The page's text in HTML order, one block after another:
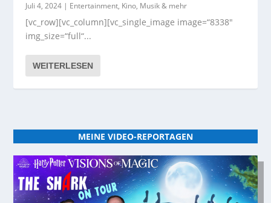
Juli 4, 2024 | Entertainment, Kino, Musik & mehr
[vc_row][vc_column][vc_single_image image=“8338″
img_size=“full“...
WEITERLESEN
MEINE VIDEO-REPORTAGEN